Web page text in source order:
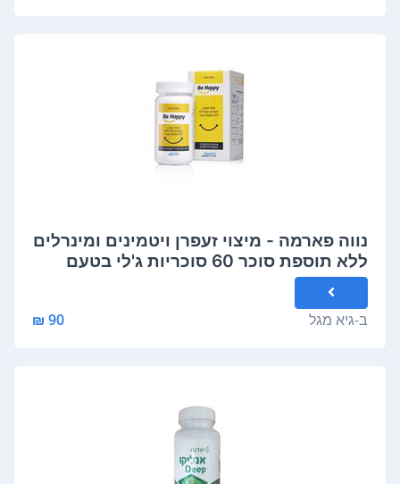
נווה פארמה - מיצוי זעפרן ויטמינים ומינרלים
ללא תוספת סוכר 60 סוכריות ג'לי בטעם
HAPPY
ב-גיא מגל 90 ₪